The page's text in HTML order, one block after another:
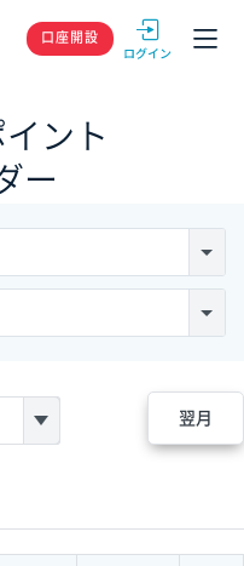
GMOクリック
口座開設
ント
ー
翌月